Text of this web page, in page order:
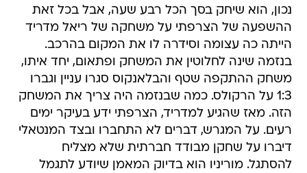
נכון, הוא שיחק בסך הכל רבע שעה, אבל בכל זאת
ההשפעה של הצרפתי על משחקה של ריאל מדריד
הייתה כה עצומה וסידרה לו את המקום בהרכב.
בנזמה שינה לחלוטין את המשחק ופתאום, יחד איתו,
משחק ההתקפה שטף והבלאנקוס סגרו עניין וגברו
1:3 על הרקולס. כמה שבנזמה היה צריך את המשחק
הזה. מאז שהגיע למדריד, הצרפתי ידע בעיקר ימים
רעים. על המגרש, דברים לא התחברו ובצד המנטאלי
דיברו על שחקן מבודד חברתית שלא מצליח
להסתגל. מוריניו הוא בדיוק המאמן שיודע לתגמל